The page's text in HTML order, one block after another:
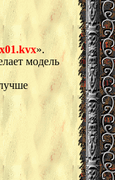
».
модель